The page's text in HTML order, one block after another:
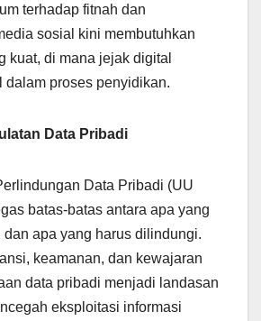
terhadap fitnah dan
sosial kini membutuhkan
kuat, di mana jejak digital
dalam proses penyidikan.
Data Pribadi
Data Pribadi (UU
batas-batas antara apa yang
dan apa yang harus dilindungi.
keamanan, dan kewajaran
data pribadi menjadi landasan
eksploitasi informasi